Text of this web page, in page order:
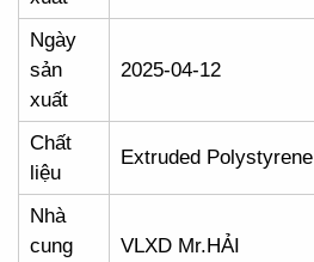
Ngày
sản
xuất
2025-04-12
Chất
liệu
Extruded Polystyrene
Nhà
cung
VLXD Mr.HẢI